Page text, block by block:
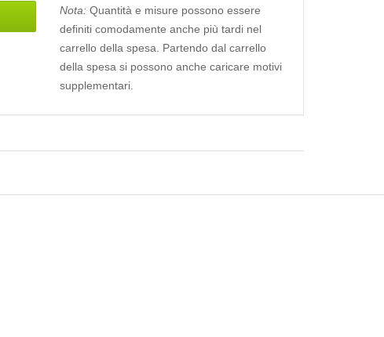
Nota:Quantità e misure possono essere
definiti comodamente anche più tardi nel
carrello della spesa. Partendo dal carrello
della spesa si possono anche caricare motivi
supplementari.